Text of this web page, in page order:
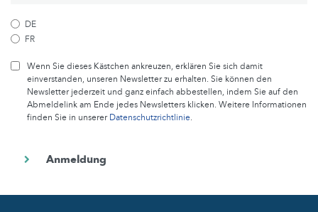
DE
FR
Wenn Sie dieses Kästchen ankreuzen, erklären Sie sich damit
einverstanden, unseren Newsletter zu erhalten. Sie können den
Newsletter jederzeit und ganz einfach abbestellen, indem Sie auf den
Abmeldelink am Ende jedes Newsletters klicken. Weitere Informationen
finden Sie in unsererDatenschutzrichtlinie.